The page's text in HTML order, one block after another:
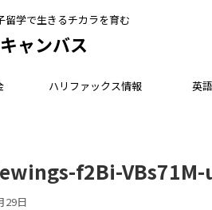
留学で生きるチカラを育む
ャンバス
ハリファックス情報 英
f2Bi-
29日